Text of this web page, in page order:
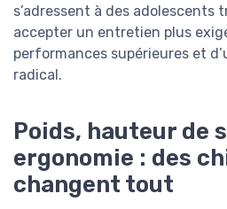
s’adressent à des adolescents
accepter un entretien plus
performances supérieures et
radical.
Poids, hauteur de
ergonomie : des
changent tout